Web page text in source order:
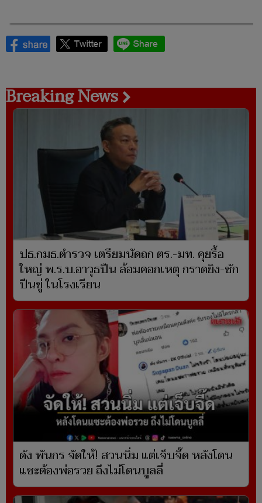
Breaking News
ปธ.กมธ.ตำรวจ เตรียมนัดถก ตร.-มท. คุยรื้อ
ใหญ่ พ.ร.บ.อาวุธปืน ล้อมคอกเหตุ กราดยิง-ชัก
ปืนขู่ ในโรงเรียน
ดัง พันกร จัดให้! สวนนิ่ม แต่เจ็บจี๊ด หลังโดน
แซะต้องพ่อรวย ถึงไม่โดนบูลลี่